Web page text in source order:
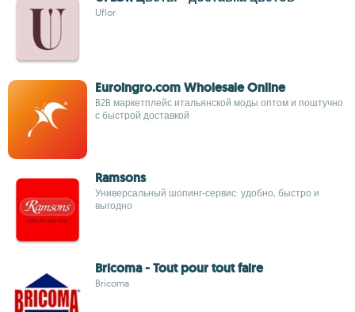
Uflor
Euroingro.com Wholesale Online
B2B маркетплейс итальянской моды оптом и поштучно
с быстрой доставкой
Ramsons
Универсальный шопинг‑сервис: удобно, быстро и
выгодно
Bricoma - Tout pour tout faire
Bricoma